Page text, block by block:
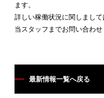
ます。
詳しい稼働状況に関しまし
当スタッフまでお問い合わせ
最新情報一覧へ戻る